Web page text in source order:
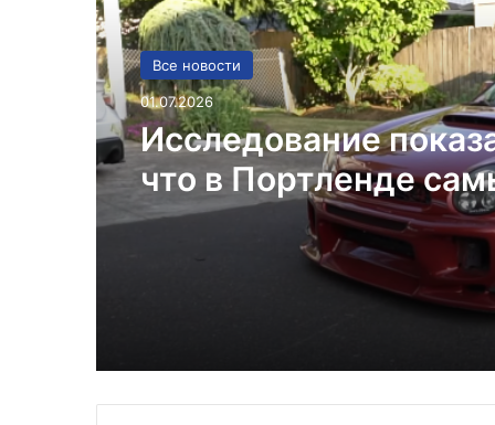
Все новости
01.07.2026
Исследование
что в Портленде
высокий уровень
автомобилей на душу
населения в США